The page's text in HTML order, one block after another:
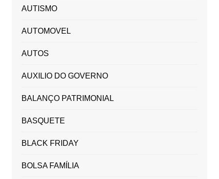
AUTISMO
AUTOMOVEL
AUTOS
AUXILIO DO GOVERNO
BALANÇO PATRIMONIAL
BASQUETE
BLACK FRIDAY
BOLSA FAMÍLIA